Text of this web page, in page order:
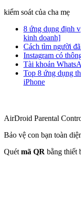
kiểm soát của cha mẹ
8 ứng dụng định
kinh doanh]
Cách tìm người
Instagram có
Tài khoản
Top 8 ứng dụng
iPhone
AirDroid Parental
Bảo vệ con bạn toàn
Quét mã QR bằng thiết